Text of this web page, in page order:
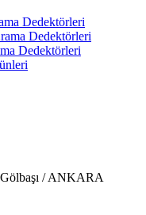
Dedektörleri
Dedektörleri
Dedektörleri
/ ANKARA